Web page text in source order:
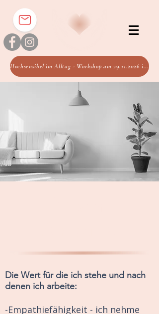
Hochsensibel im Alltag - Workshop am 29.11.2026 im FGZ Regensburg
​Die Wert für die ich stehe und nach
denen ich arbeite:
-Empathiefähigkeit - ich nehme